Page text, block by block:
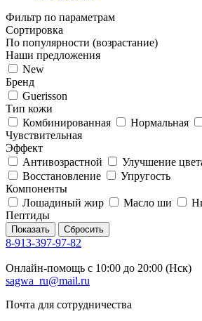
Фильтр по параметрам
Сортировка
По популярности (возрастание)
Наши предложения
New
Бренд
Guerisson
Тип кожи
Комбинированная
Нормальная
Чувствительная
Эффект
Антивозрастной
Улучшение
Восстановление
Упругость
Компоненты
Лошадиный жир
Масло ши
Пептиды
Сбросить
8-913-397-97-82
Онлайн-помощь с 10:00 до 20:00 (Нск)
sagwa_ru@mail.ru
Почта для сотрудничества